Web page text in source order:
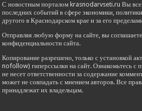
С новостным порталом krasnodarvseti.ru Вы
последних событий в сфере экономики,
другого в Краснодарском крае и за его
Отправляя любую форму на сайте, вы
конфиденциальности сайта.
Копирование разрешено, только с установкой
nofollow) гиперссылки на сайт. Ознакомьтесь с
не несет ответственности за содержание
может не совпадать с мнением авторов. Все
принадлежат их владельцам.